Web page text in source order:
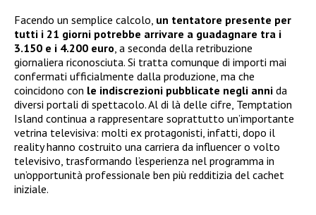
Facendo un semplice calcolo, un tentatore presente per
tutti i 21 giorni potrebbe arrivare a guadagnare tra i
3.150 e i 4.200 euro, a seconda della retribuzione
giornaliera riconosciuta. Si tratta comunque di importi mai
confermati ufficialmente dalla produzione, ma che
coincidono con le indiscrezioni pubblicate negli anni da
diversi portali di spettacolo. Al di là delle cifre, Temptation
Island continua a rappresentare soprattutto un’importante
vetrina televisiva: molti ex protagonisti, infatti, dopo il
reality hanno costruito una carriera da influencer o volto
televisivo, trasformando l’esperienza nel programma in
un’opportunità professionale ben più redditizia del cachet
iniziale.